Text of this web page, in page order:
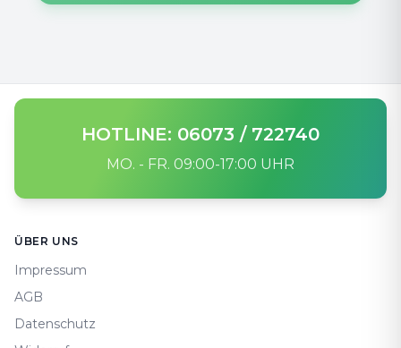
HOTLINE: 06073 / 722740
MO. - FR. 09:00-17:00 UHR
ÜBER UNS
Impressum
AGB
Datenschutz